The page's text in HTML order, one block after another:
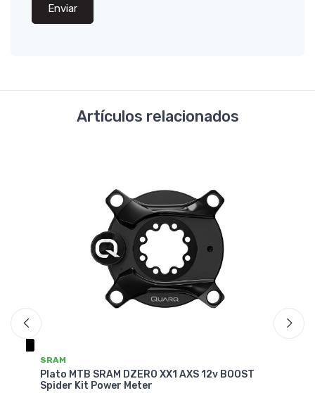
Enviar
Artículos relacionados
SRAM
Plato MTB SRAM DZERO XX1 AXS 12v BOOST
Spider Kit Power Meter